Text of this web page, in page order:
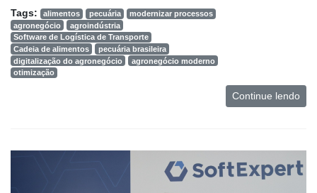
Tags: alimentos pecuária
modernizar processos
agronegócio
agroindústria
Software de Logística de Transporte
Cadeia de alimentos
pecuária brasileira
digitalização do agronegócio
agronegócio moderno
otimização
Continue lendo